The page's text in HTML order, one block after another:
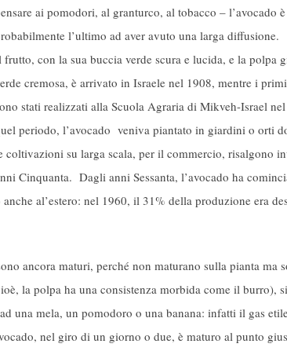
ai pomodori, al granturco, al tobacco – l’avocado è
l’ultimo ad aver avuto una larga diffusione.
frutto, con la sua buccia verde scura e lucida, e la polpa
cremosa, è arrivato in Israele nel 1908, mentre i
stati realizzati alla Scuola Agraria di Mikveh-Israel
periodo, l’avocado veniva piantato in giardini o orti
coltivazioni su larga scala, per il commercio, risalgono
Cinquanta. Dagli anni Sessanta, l’avocado ha
al’estero: nel 1960, il 31% della produzione era
ancora maturi, perché non maturano sulla pianta ma
la polpa ha una consistenza morbida come il burro),
una mela, un pomodoro o una banana: infatti il gas
nel giro di un giorno o due, è maturo al punto